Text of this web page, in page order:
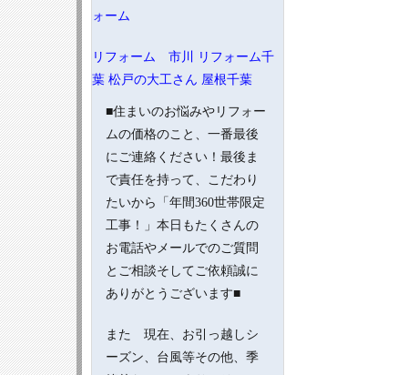
ォーム
リフォーム 市川
リフォーム千
葉 松戸の大工さん 屋根千葉
■住まいのお悩みやリフォー
ムの価格のこと、一番最後
にご連絡ください！最後ま
で責任を持って、こだわり
たいから「年間360世帯限定
工事！」本日もたくさんの
お電話やメールでのご質問
とご相談そしてご依頼誠に
ありがとうございます■
また 現在、お引っ越しシ
ーズン、台風等その他、季